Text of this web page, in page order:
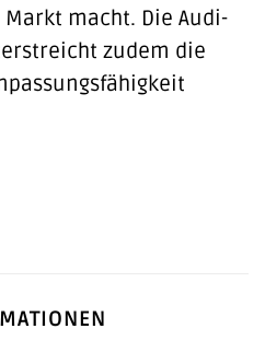
macht. Die Audi-
zudem die